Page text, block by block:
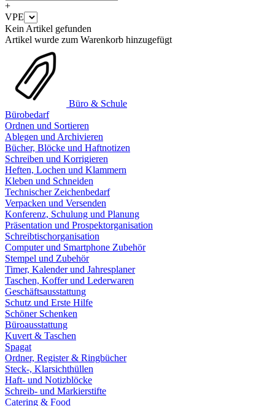
+
VPE
Kein Artikel gefunden
Artikel wurde zum Warenkorb hinzugefügt
Büro & Schule
Bürobedarf
Ordnen und Sortieren
Ablegen und Archivieren
Bücher, Blöcke und Haftnotizen
Schreiben und Korrigieren
Heften, Lochen und Klammern
Kleben und Schneiden
Technischer Zeichenbedarf
Verpacken und Versenden
Konferenz, Schulung und Planung
Präsentation und Prospektorganisation
Schreibtischorganisation
Computer und Smartphone Zubehör
Stempel und Zubehör
Timer, Kalender und Jahresplaner
Taschen, Koffer und Lederwaren
Geschäftsausstattung
Schutz und Erste Hilfe
Schöner Schenken
Büroausstattung
Kuvert & Taschen
Spagat
Ordner, Register & Ringbücher
Steck-, Klarsichthüllen
Haft- und Notizblöcke
Schreib- und Markierstifte
Catering & Food